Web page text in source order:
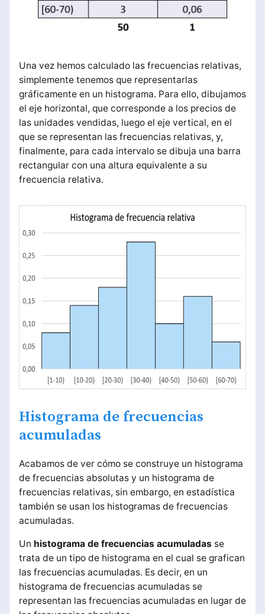
Una vez hemos calculado las frecuencias relativas,
simplemente tenemos que representarlas
gráficamente en un histograma. Para ello, dibujamos
el eje horizontal, que corresponde a los precios de
las unidades vendidas, luego el eje vertical, en el
que se representan las frecuencias relativas, y,
finalmente, para cada intervalo se dibuja una barra
rectangular con una altura equivalente a su
frecuencia relativa.
Histograma de frecuencias
acumuladas
Acabamos de ver cómo se construye un histograma
de frecuencias absolutas y un histograma de
frecuencias relativas, sin embargo, en estadística
también se usan los histogramas de frecuencias
acumuladas.
Un histograma de frecuencias acumuladas se
trata de un tipo de histograma en el cual se grafican
las frecuencias acumuladas. Es decir, en un
histograma de frecuencias acumuladas se
representan las frecuencias acumuladas en lugar de